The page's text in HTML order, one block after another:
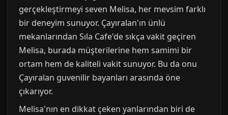
gerçekleştirmeyi seven Melisa, her mevsim farklı
bir deneyim sunuyor. Çayıralan'ın ünlü
mekanlarından Sıla Cafe'de sıkça vakit geçiren
Melisa, burada müşterilerine hem samimi bir
ortam hem de kaliteli vakit sunuyor. Bu da onu
Çayıralan guvenilir bayanları arasında öne
çıkarıyor.
Melisa'nın en dikkat çeken yanlarından biri de